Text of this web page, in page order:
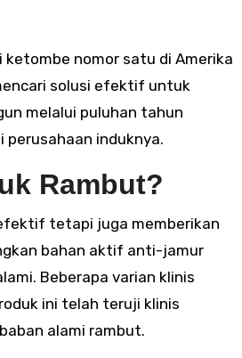
solusi efektif untuk
melalui puluhan tahun
perusahaan induknya.
Rambut?
tetapi juga memberikan
bahan aktif anti-jamur
Beberapa varian klinis
ini telah teruji klinis
alami rambut.